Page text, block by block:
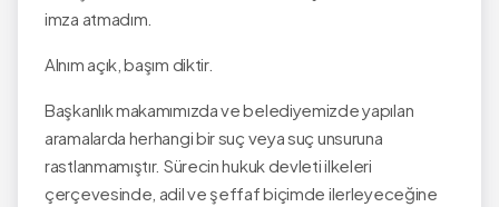
imza atmadım.
Alnım açık, başım diktir.
Başkanlık makamımızda ve belediyemizde yapılan
aramalarda herhangi bir suç veya suç unsuruna
rastlanmamıştır. Sürecin hukuk devleti ilkeleri
çerçevesinde, adil ve şeffaf biçimde ilerleyeceğine